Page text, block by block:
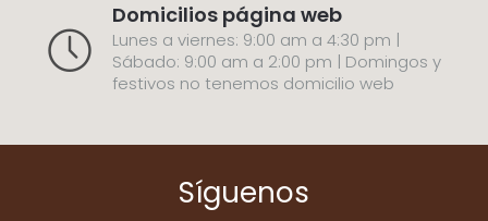
Domicilios página web
Lunes a viernes: 9:00 am a 4:30 pm |
Sábado: 9:00 am a 2:00 pm | Domingos y
festivos no tenemos domicilio web
Síguenos